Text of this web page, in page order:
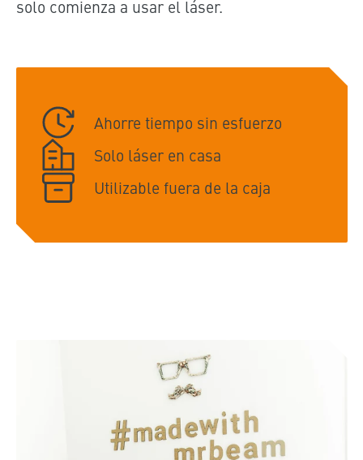
solo comienza a usar el láser.
Ahorre tiempo sin esfuerzo
Solo láser en casa
Utilizable fuera de la caja